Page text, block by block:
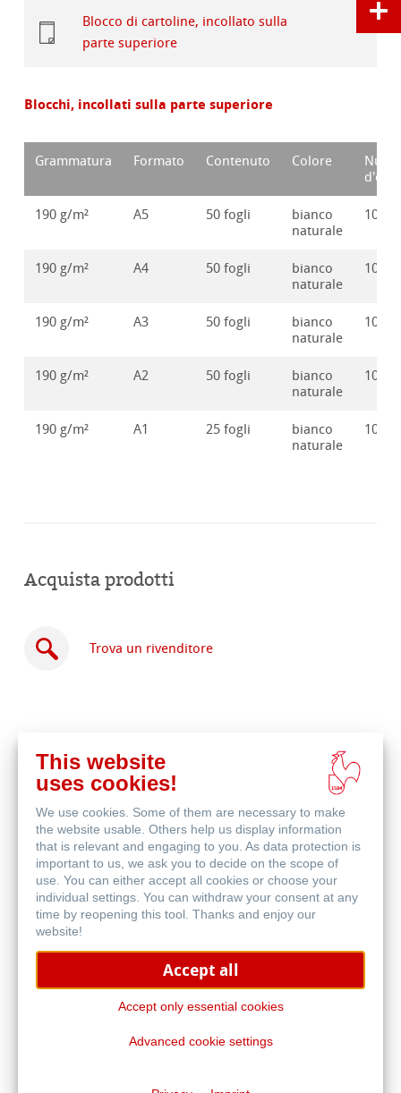
Blocco di cartoline, incollato sulla
parte superiore
Blocchi, incollati sulla parte superiore
Grammatura Formato Contenuto Colore
190 g/m² A5 50 fogli
bianco
naturale
190 g/m² A4 50 fogli
bianco
naturale
190 g/m² A3 50 fogli
bianco
naturale
190 g/m² A2 50 fogli
bianco
naturale
190 g/m² A1 25 fogli
bianco
naturale
Acquista prodotti
Trova un rivenditore
Acquista
online
This website
uses cookies!
We use cookies. Some of them are necessary to make
the website usable. Others help us display information
that is relevant and engaging to you. As data protection is
important to us, we ask you to decide on the scope of
use. You can either accept all cookies or choose your
individual settings. You can withdraw your consent at any
time by reopening this tool. Thanks and enjoy our
website!
Accept all
Accept only essential cookies
Advanced cookie settings